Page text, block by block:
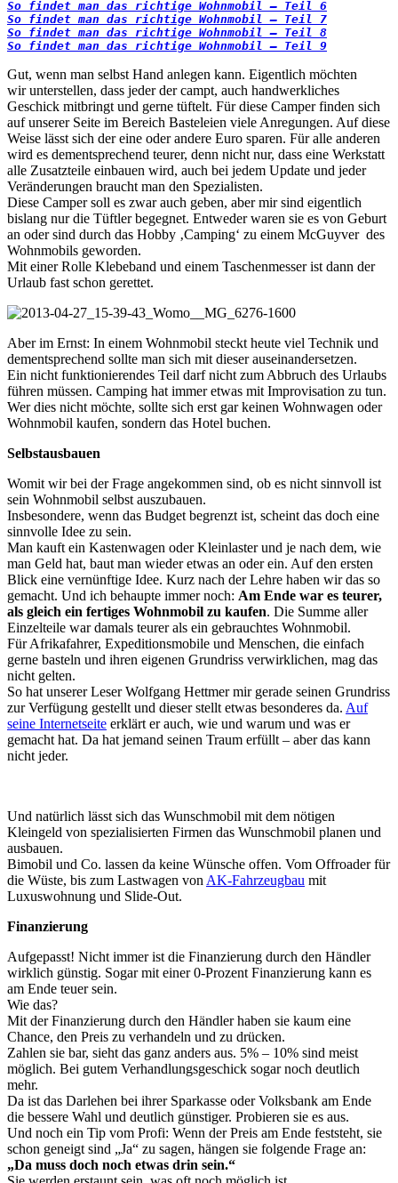
So findet man das richtige Wohnmobil – Teil 7
So findet man das richtige Wohnmobil – Teil 9
Gut, wenn man selbst Hand anlegen kann. Eigentlich möchten
wir unterstellen, dass jeder der campt, auch handwerkliches
Geschick mitbringt und gerne tüftelt. Für diese Camper finden sich
auf unserer Seite im Bereich Basteleien viele Anregungen. Auf diese
Weise lässt sich der eine oder andere Euro sparen. Für alle anderen
wird es dementsprechend teurer, denn nicht nur, dass eine Werkstatt
alle Zusatzteile einbauen wird, auch bei jedem Update und jeder
Veränderungen braucht man den Spezialisten.
Diese Camper soll es zwar auch geben, aber mir sind eigentlich
bislang nur die Tüftler begegnet. Entweder waren sie es von Geburt
an oder sind durch das Hobby ‚Camping‘ zu einem McGuyver des
Wohnmobils geworden.
Mit einer Rolle Klebeband und einem Taschenmesser ist dann der
Urlaub fast schon gerettet.
Aber im Ernst: In einem Wohnmobil steckt heute viel Technik und
dementsprechend sollte man sich mit dieser auseinandersetzen.
Ein nicht funktionierendes Teil darf nicht zum Abbruch des Urlaubs
führen müssen. Camping hat immer etwas mit Improvisation zu tun.
Wer dies nicht möchte, sollte sich erst gar keinen Wohnwagen oder
Wohnmobil kaufen, sondern das Hotel buchen.
Selbstausbauen
Womit wir bei der Frage angekommen sind, ob es nicht sinnvoll ist
sein Wohnmobil selbst auszubauen.
Insbesondere, wenn das Budget begrenzt ist, scheint das doch eine
sinnvolle Idee zu sein.
Man kauft ein Kastenwagen oder Kleinlaster und je nach dem, wie
man Geld hat, baut man wieder etwas an oder ein. Auf den ersten
Blick eine vernünftige Idee. Kurz nach der Lehre haben wir das so
gemacht. Und ich behaupte immer noch: Am Ende war es teurer,
als gleich ein fertiges Wohnmobil zu kaufen. Die Summe aller
Einzelteile war damals teurer als ein gebrauchtes Wohnmobil.
Für Afrikafahrer, Expeditionsmobile und Menschen, die einfach
gerne basteln und ihren eigenen Grundriss verwirklichen, mag das
nicht gelten.
So hat unserer Leser Wolfgang Hettmer mir gerade seinen Grundriss
zur Verfügung gestellt und dieser stellt etwas besonderes da. Auf
seine Internetseite erklärt er auch, wie und warum und was er
gemacht hat. Da hat jemand seinen Traum erfüllt – aber das kann
nicht jeder.
Und natürlich lässt sich das Wunschmobil mit dem nötigen
Kleingeld von spezialisierten Firmen das Wunschmobil planen und
ausbauen.
Bimobil und Co. lassen da keine Wünsche offen. Vom Offroader für
die Wüste, bis zum Lastwagen von AK-Fahrzeugbau mit
Luxuswohnung und Slide-Out.
Finanzierung
Aufgepasst! Nicht immer ist die Finanzierung durch den Händler
wirklich günstig. Sogar mit einer 0-Prozent Finanzierung kann es
am Ende teuer sein.
Wie das?
Mit der Finanzierung durch den Händler haben sie kaum eine
Chance, den Preis zu verhandeln und zu drücken.
Zahlen sie bar, sieht das ganz anders aus. 5% – 10% sind meist
möglich. Bei gutem Verhandlungsgeschick sogar noch deutlich
mehr.
Da ist das Darlehen bei ihrer Sparkasse oder Volksbank am Ende
die bessere Wahl und deutlich günstiger. Probieren sie es aus.
Und noch ein Tip vom Profi: Wenn der Preis am Ende feststeht, sie
schon geneigt sind „Ja“ zu sagen, hängen sie folgende Frage an:
„Da muss doch noch etwas drin sein.“